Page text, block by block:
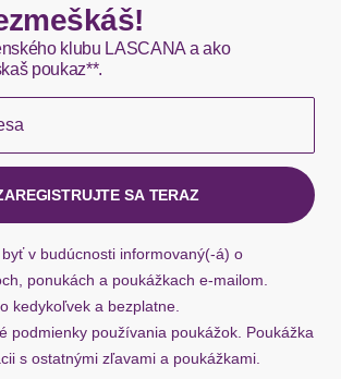
položky sú zvyčajne doručené
do 1-3 pracovných dní.
EUR
položky sú zvyčajne doručené
do 1-3 pracovných dní.
klubu LASCANA a ako
poukaz**.
SA TERAZ
v budúcnosti informovaný(-á) o
ponukách a poukážkach e-mailom.
kedykoľvek a bezplatne.
podmienky používania poukážok. Poukážka
s ostatnými zľavami a poukážkami.